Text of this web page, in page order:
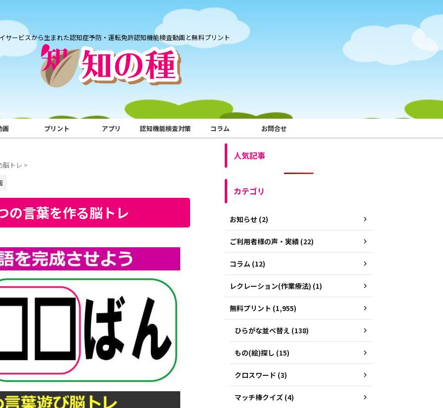
サービスから生まれた認知症予防・運転免許認知機能検査動画と無料プリント
画 プリント アプリ 認知機能検査対策 コラム お問合せ
脳トレ >
の言葉を作る脳トレ
人気記事
カテゴリ
お知らせ (2)
ご利用者様の声・実績 (22)
コラム (12)
レクレーション(作業療法) (1)
無料プリント (1,955)
ひらがな並べ替え (138)
もの(絵)探し (15)
クロスワード (3)
マッチ棒クイズ (4)